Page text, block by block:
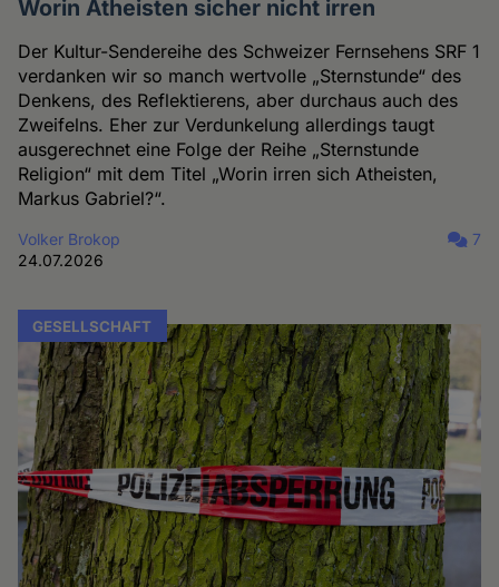
Worin Atheisten sicher nicht irren
Der Kultur-Sendereihe des Schweizer Fernsehens SRF 1
verdanken wir so manch wertvolle „Sternstunde“ des
Denkens, des Reflektierens, aber durchaus auch des
Zweifelns. Eher zur Verdunkelung allerdings taugt
ausgerechnet eine Folge der Reihe „Sternstunde
Religion“ mit dem Titel „Worin irren sich Atheisten,
Markus Gabriel?“.
Volker Brokop
24.07.2026
7
GESELLSCHAFT